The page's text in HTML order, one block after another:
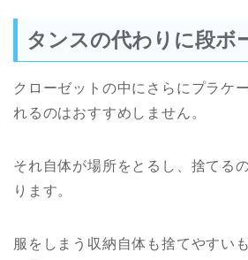
タンスの代わりに段ボ
クローゼットの中にさらにプラケ
れるのはおすすめしません。
それ自体が場所をとるし、捨てる
ります。
服をしまう収納自体も捨てやすい